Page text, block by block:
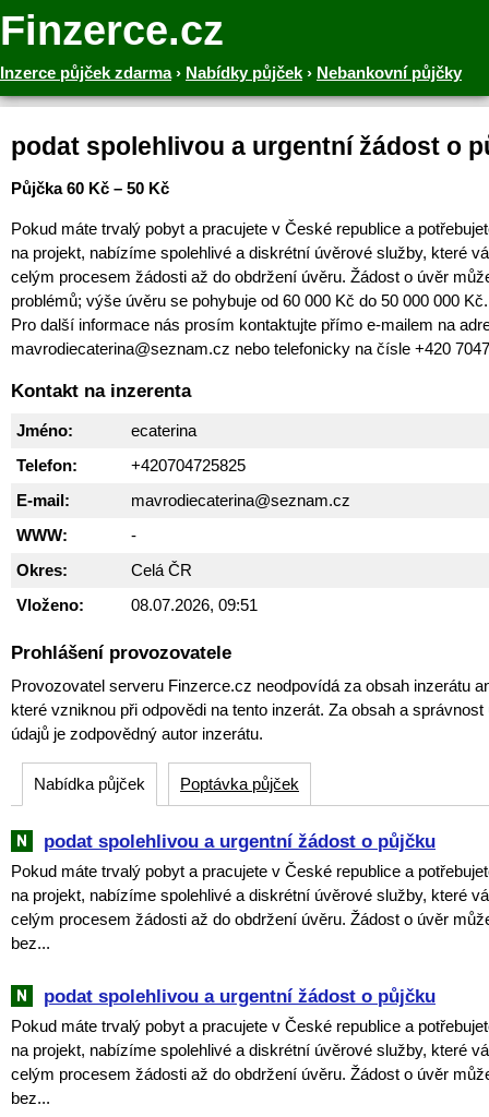
Finzerce.cz
Inzerce půjček zdarma› Nabídky půjček › Nebankovní půjčky
podat spolehlivou a urgentní žádost o
Půjčka 60 Kč – 50 Kč
Pokud máte trvalý pobyt a pracujete v České republice a
na projekt, nabízíme spolehlivé a diskrétní úvěrové služby, které
celým procesem žádosti až do obdržení úvěru. Žádost o úvěr
problémů; výše úvěru se pohybuje od 60 000 Kč do 50 000 000 Kč.
Pro další informace nás prosím kontaktujte přímo e-mailem na
mavrodiecaterina@seznam.cz nebo telefonicky na čísle +420
Kontakt na inzerenta
Jméno:
ecaterina
Telefon:
+420704725825
E-mail:
mavrodiecaterina@seznam.cz
WWW:
-
Okres:
Celá ČR
Vloženo:
08.07.2026, 09:51
Prohlášení provozovatele
Provozovatel serveru Finzerce.cz neodpovídá za obsah inzerátu
které vzniknou při odpovědi na tento inzerát. Za obsah a
údajů je zodpovědný autor inzerátu.
Nabídka půjček Poptávka půjček
podat spolehlivou a urgentní žádost o půjčku
Pokud máte trvalý pobyt a pracujete v České republice a
na projekt, nabízíme spolehlivé a diskrétní úvěrové služby, které
celým procesem žádosti až do obdržení úvěru. Žádost o úvěr
bez...
podat spolehlivou a urgentní žádost o půjčku
Pokud máte trvalý pobyt a pracujete v České republice a
na projekt, nabízíme spolehlivé a diskrétní úvěrové služby, které
celým procesem žádosti až do obdržení úvěru. Žádost o úvěr
bez...